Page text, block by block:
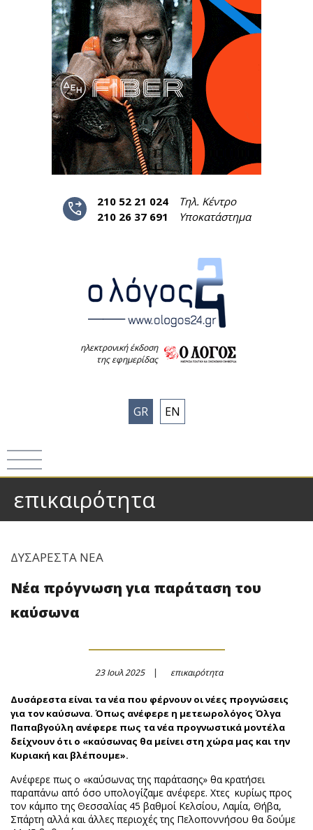
phone_forwarded 210 52 21 024
Τηλ. Κέντρο
210 26 37 691
Υποκατάστημα
ηλεκτρονική έκδοση
της εφημερίδας
GR EN
επικαιρότητα
ΔΥΣΑΡΕΣΤΑ ΝΕΑ
Νέα πρόγνωση για παράταση του
καύσωνα
23 Ιουλ 2025 επικαιρότητα
Δυσάρεστα είναι τα νέα που φέρνουν οι νέες προγνώσεις
για τον καύσωνα. Όπως ανέφερε η μετεωρολόγος Όλγα
Παπαβγούλη ανέφερε πως τα νέα προγνωστικά μοντέλα
δείχνουν ότι ο «καύσωνας θα μείνει στη χώρα μας και την
Κυριακή και βλέπουμε».
Ανέφερε πως ο «καύσωνας της παράτασης» θα κρατήσει
παραπάνω από όσο υπολογίζαμε ανέφερε. Χτες κυρίως προς
τον κάμπο της Θεσσαλίας 45 βαθμοί Κελσίου, Λαμία, Θήβα,
Σπάρτη αλλά και άλλες περιοχές της Πελοποννήσου θα δούμε